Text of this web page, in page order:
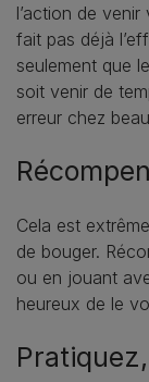
l’action de
fait pas déjà
seulement que
soit venir de
erreur chez
Cela est
de bouger.
ou en jouant
heureux de le